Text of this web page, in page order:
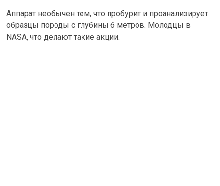
Аппарат необычен тем, что пробурит и проанализирует
образцы породы с глубины 6 метров. Молодцы в
NASA, что делают такие акции.